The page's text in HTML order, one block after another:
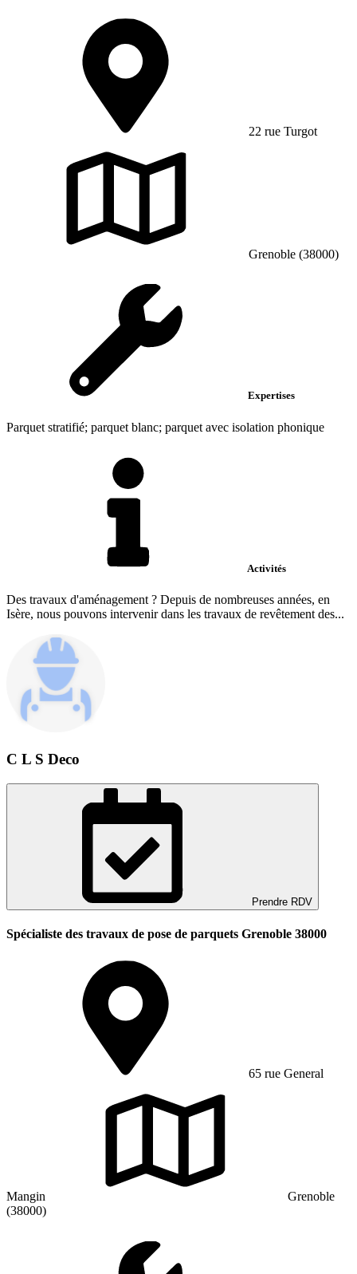
22 rue Turgot
Grenoble (38000)
Expertises
Parquet stratifié; parquet blanc; parquet avec isolation phonique
Activités
Des travaux d'aménagement ? Depuis de nombreuses années, en
Isère, nous pouvons intervenir dans les travaux de revêtement des...
C L S Deco
Prendre RDV
Spécialiste des travaux de pose de parquets Grenoble 38000
65 rue General
Mangin
Grenoble
(38000)